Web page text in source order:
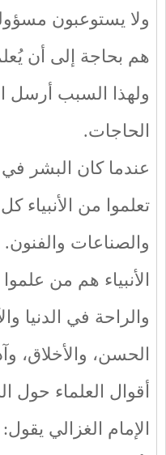
ولا يستوعبون
هم بحاجة إلى أن
ولهذا السبب أرسل
الحاجات.
عندما كان البشر في
تعلموا من
والصناعات والفنون.
الأنبياء هم من
والراحة في الدنيا
الحسن، والأخلاق،
أقوال العلماء حول
الإمام الغزالي يقول: